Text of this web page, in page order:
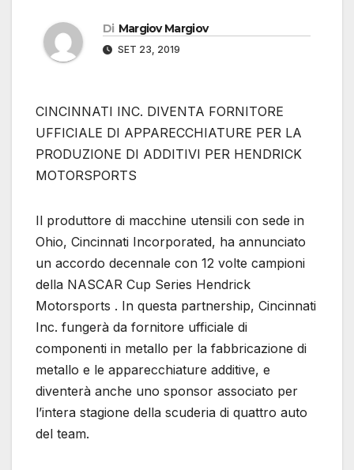
Di Margiov Margiov
SET 23, 2019
CINCINNATI INC. DIVENTA FORNITORE
UFFICIALE DI APPARECCHIATURE PER LA
PRODUZIONE DI ADDITIVI PER HENDRICK
MOTORSPORTS
Il produttore di macchine utensili con sede in
Ohio, Cincinnati Incorporated, ha annunciato
un accordo decennale con 12 volte campioni
della NASCAR Cup Series Hendrick
Motorsports . In questa partnership, Cincinnati
Inc. fungerà da fornitore ufficiale di
componenti in metallo per la fabbricazione di
metallo e le apparecchiature additive, e
diventerà anche uno sponsor associato per
l’intera stagione della scuderia di quattro auto
del team.